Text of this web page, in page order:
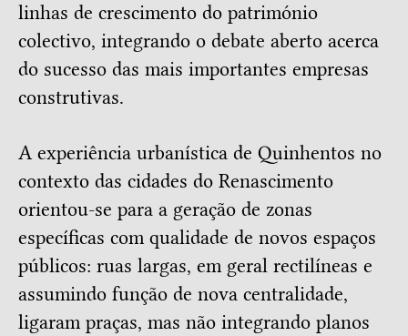
linhas de crescimento do património
colectivo, integrando o debate aberto acerca
do sucesso das mais importantes empresas
construtivas.
A experiência urbanística de Quinhentos no
contexto das cidades do Renascimento
orientou-se para a geração de zonas
específicas com qualidade de novos espaços
públicos: ruas largas, em geral rectilíneas e
assumindo função de nova centralidade,
ligaram praças, mas não integrando planos